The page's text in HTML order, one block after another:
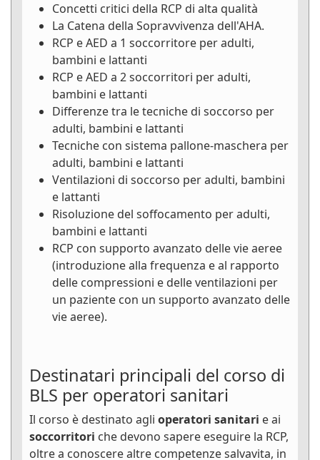
Concetti critici della RCP di alta qualità
La Catena della Sopravvivenza dell'AHA.
RCP e AED a 1 soccorritore per adulti,
bambini e lattanti
RCP e AED a 2 soccorritori per adulti,
bambini e lattanti
Differenze tra le tecniche di soccorso per
adulti, bambini e lattanti
Tecniche con sistema pallone-maschera per
adulti, bambini e lattanti
Ventilazioni di soccorso per adulti, bambini
e lattanti
Risoluzione del soffocamento per adulti,
bambini e lattanti
RCP con supporto avanzato delle vie aeree
(introduzione alla frequenza e al rapporto
delle compressioni e delle ventilazioni per
un paziente con un supporto avanzato delle
vie aeree).
Destinatari principali del corso di
BLS per operatori sanitari
Il corso è destinato agli operatori sanitari e ai
soccorritori che devono sapere eseguire la RCP,
oltre a conoscere altre competenze salvavita, in